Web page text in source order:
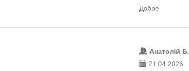
Добре
Анатолій Б.
21.04.2026